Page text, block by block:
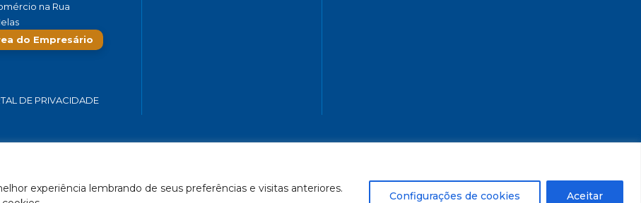
experiência lembrando de seus preferências e visitas anteriores.
Configurações de cookies Aceitar
na Rua
do Empresário
DE PRIVACIDADE
SERVIÇOS E TURISMO DO ESTADO DE MINAS GERAIS – FECOMÉRCIO-MG - CNPJ/MF 17.271.982/0001-59
Feito por Célula 21